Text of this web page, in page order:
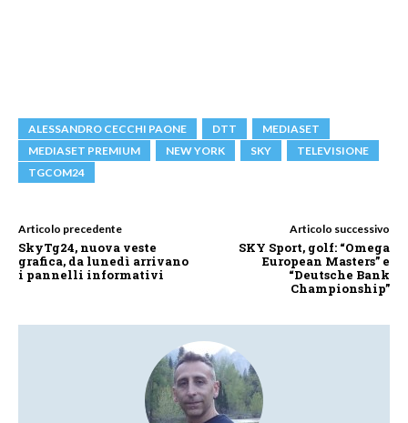
ALESSANDRO CECCHI PAONE DTT
MEDIASET
MEDIASET PREMIUM
NEW YORK SKY
TELEVISIONE
TGCOM24
Articolo precedente
SkyTg24, nuova veste
grafica, da lunedì arrivano
i pannelli informativi
Articolo successivo
SKY Sport, golf: “Omega
European Masters” e
“Deutsche Bank
Championship”